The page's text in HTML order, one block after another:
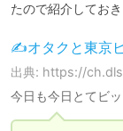
たので紹介しておき
✍オタクと東京
出典: https://
今日も今日とてビ